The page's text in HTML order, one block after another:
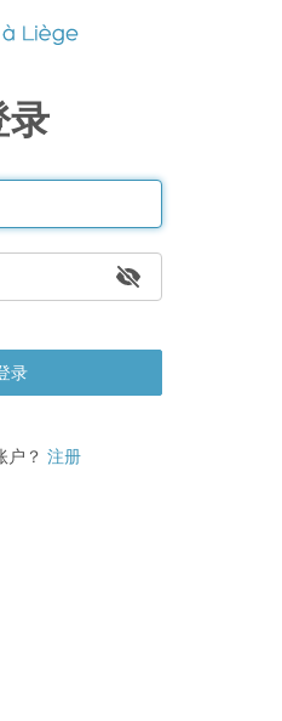
录
录
户？ 注册